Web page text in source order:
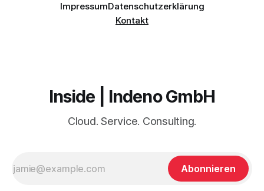
ImpressumDatenschutzerklärung
Kontakt
Inside | Indeno GmbH
Cloud. Service. Consulting.
Abonnieren